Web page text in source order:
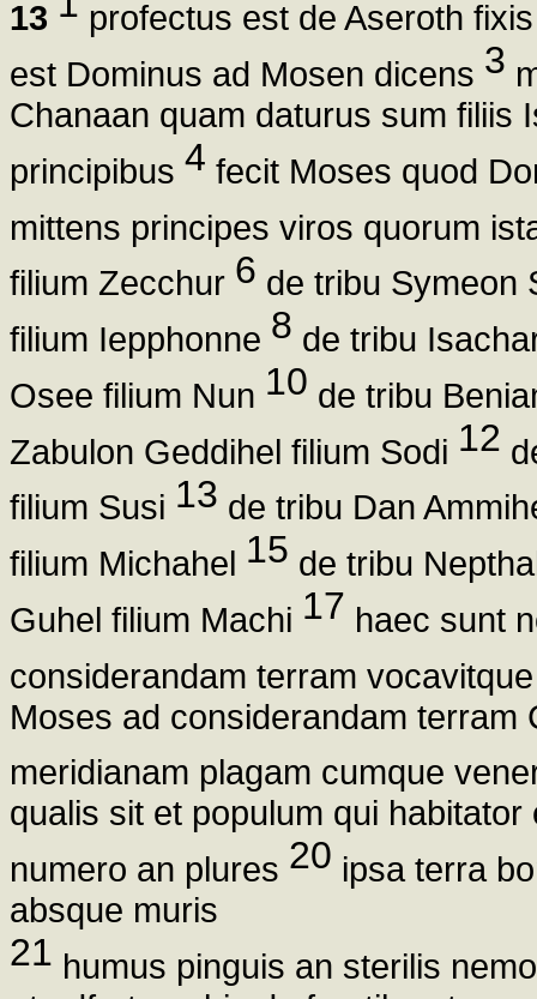
13
profectus est de Aseroth
est Dominus ad Mosen dicens 3
Chanaan quam daturus sum filiis
principibus 4 fecit Moses quod
mittens principes viros quorum
filium Zecchur 6 de tribu Symeon
filium Iepphonne 8 de tribu
Osee filium Nun 10 de tribu
Zabulon Geddihel filium Sodi 12
filium Susi 13 de tribu Dan
filium Michahel 15 de tribu
Guhel filium Machi 17 haec sunt
considerandam terram
Moses ad considerandam
meridianam plagam cumque
qualis sit et populum qui
numero an plures 20 ipsa terra
absque muris
21 humus pinguis an sterilis